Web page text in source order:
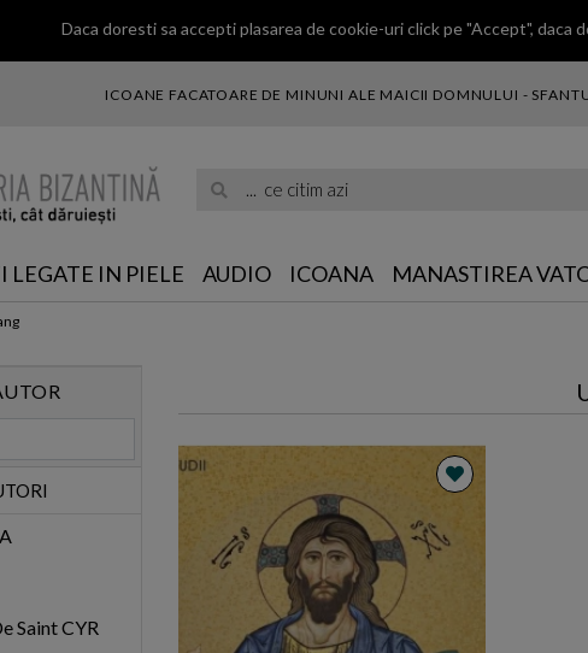
Daca doresti sa accepti plasarea de cookie-uri click pe "Accept", daca
ICOANE FACATOARE DE MINUNI ALE MAICII DOMNULUI -
LEGATE IN PIELE AUDIO ICOANA MANASTIREA
Saint CYR